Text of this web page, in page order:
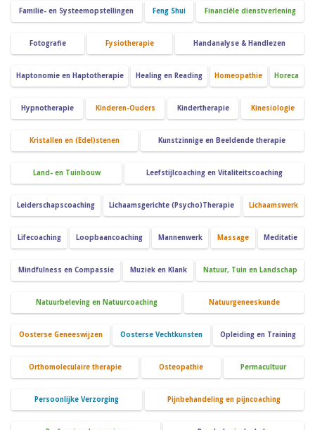
Familie- en Systeemopstellingen Feng Shui Financiële dienstverlening
Fotografie Fysiotherapie Handanalyse & Handlezen
Haptonomie en Haptotherapie Healing en Reading Homeopathie Horeca
Hypnotherapie Kinderen-Ouders Kindertherapie Kinesiologie
Kristallen en (Edel)stenen Kunstzinnige en Beeldende therapie
Land- en Tuinbouw Leefstijlcoaching en Vitaliteitscoaching
Leiderschapscoaching Lichaamsgerichte (Psycho)Therapie Lichaamswerk
Lifecoaching Loopbaancoaching Mannenwerk Massage Meditatie
Mindfulness en Compassie Muziek en Klank Natuur, Tuin en Landschap
Natuurbeleving en Natuurcoaching Natuurgeneeskunde
Oosterse Geneeswijzen Oosterse Vechtkunsten Opleiding en Training
Orthomoleculaire therapie Osteopathie Permacultuur
Persoonlijke Verzorging Pijnbehandeling en pijncoaching